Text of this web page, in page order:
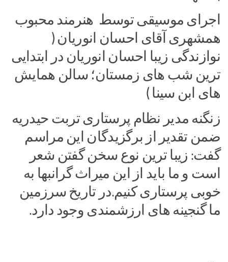
اجرای موسیقی توسط هنرمند محبوب
همشهری آقای احسان انوریان (
نوازندگی زیبا احسان انوریان در ابتدایی
ترین شب های زمستان؛ سالن همایش
های ابن سینا )
زنگنه مدیر نظام پرستاری تربت حیدریه
ضمن تقدیر از برگزیدگان این مراسم
گفت: زیبا ترین نوع سخن گفتن شعر
است و ما باید از این میراث گرانبها به
خوبی پرستاری کنیم.در تاریخ سرزمین
ما گنجینه های ارزشمندی وجود دارد.